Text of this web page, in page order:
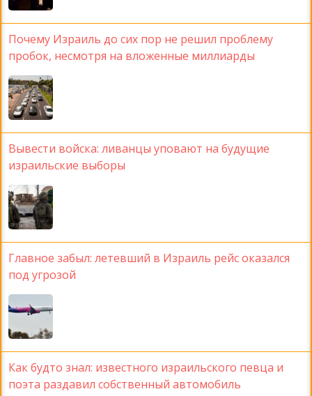
Почему Израиль до сих пор не решил проблему
пробок, несмотря на вложенные миллиарды
Вывести войска: ливанцы уповают на будущие
израильские выборы
Главное забыл: летевший в Израиль рейс оказался
под угрозой
Как будто знал: известного израильского певца и
поэта раздавил собственный автомобиль